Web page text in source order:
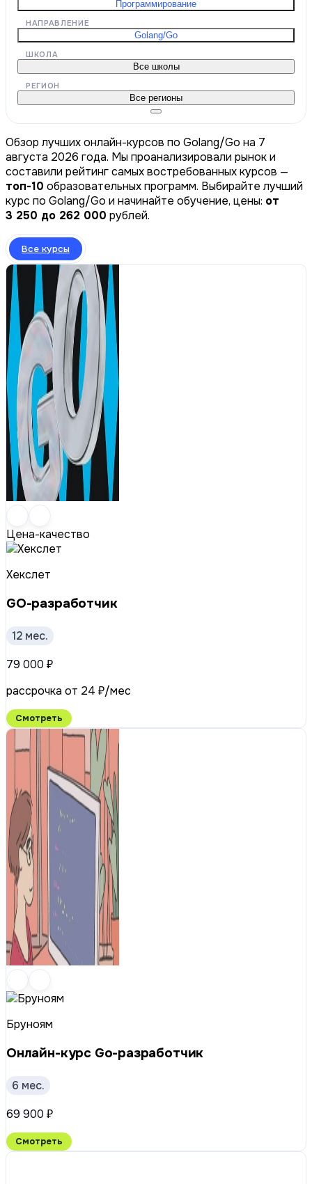
Программирование
НАПРАВЛЕНИЕ
Golang/Go
ШКОЛА
Все школы
РЕГИОН
Все регионы
Обзор лучших онлайн-курсов по Golang/Go на 7
августа 2026 года. Мы проанализировали рынок и
составили рейтинг самых востребованных курсов —
топ-10 образовательных программ. Выбирайте лучший
курс по Golang/Go и начинайте обучение, цены: от
3 250 до 262 000 рублей.
Все курсы
Цена-качество
Хекслет
GO-разработчик
12 мес.
79 000 ₽
рассрочка от 24 ₽/мес
Смотреть
Бруноям
Онлайн-курс Go-разработчик
6 мес.
69 900 ₽
Смотреть